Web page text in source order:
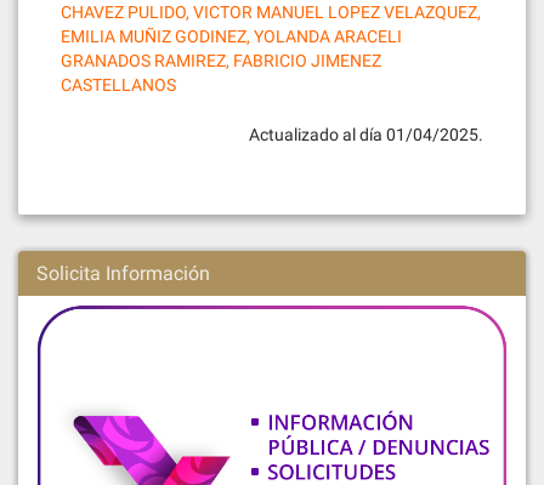
CHAVEZ PULIDO, VICTOR MANUEL LOPEZ VELAZQUEZ,
EMILIA MUÑIZ GODINEZ, YOLANDA ARACELI
GRANADOS RAMIREZ, FABRICIO JIMENEZ
CASTELLANOS
Actualizado al día 01/04/2025.
Solicita Información